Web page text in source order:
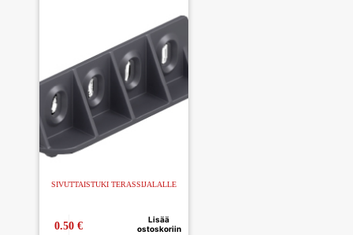
SIVUTTAISTUKI TERASSIJALALLE
0.50€
Lisää
ostoskoriin